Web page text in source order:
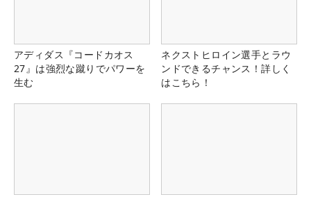
アディダス『コードカオス
27』は強烈な蹴りでパワーを
生む
ネクストヒロイン選手とラウ
ンドできるチャンス！詳しく
はこちら！